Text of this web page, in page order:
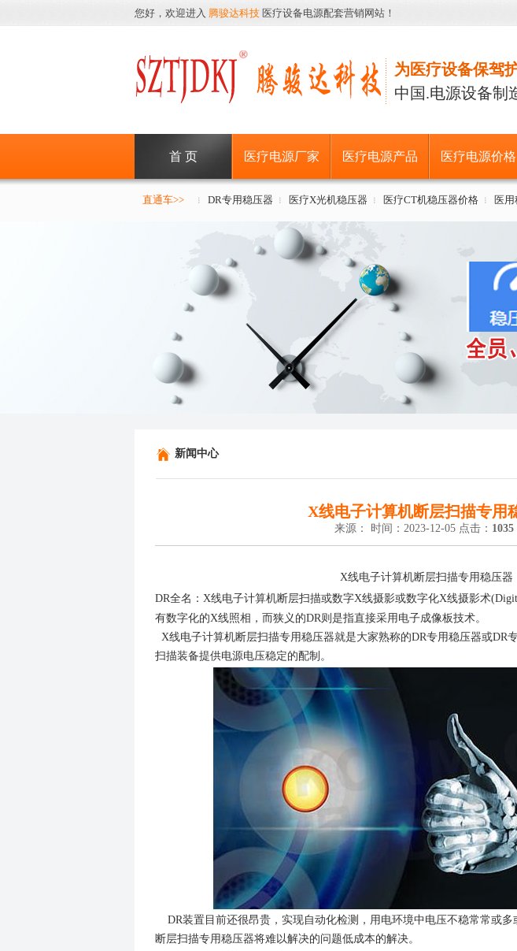
您好，欢迎进入 腾骏达科技 医疗设备电源配套营销网站！
为医疗设备保驾
中国.电源设备制
首 页 医疗电源厂家 医疗电源产品 医疗电源价格
直通车>> DR专用稳压器 医疗X光机稳压器 医疗CT机稳压器价格 医
新闻中心
X线电子计算机断层扫描专用
来源： 时间：2023-12-05 点击： 1035
X线电子计算机断层扫描专用稳压器
DR全名：X线电子计算机断层扫描或数字X线摄影或数字化X线摄影术
有数字化的X线照相，而狭义的DR则是指直接采用电子成像板技术。
X线电子计算机断层扫描专用稳压器就是大家熟称的DR专用稳压器或DR
扫描装备提供电源电压稳定的配制。
DR装置目前还很昂贵，实现自动化检测，用电环境中电压不稳常常或
断层扫描专用稳压器将难以解决的问题低成本的解决。